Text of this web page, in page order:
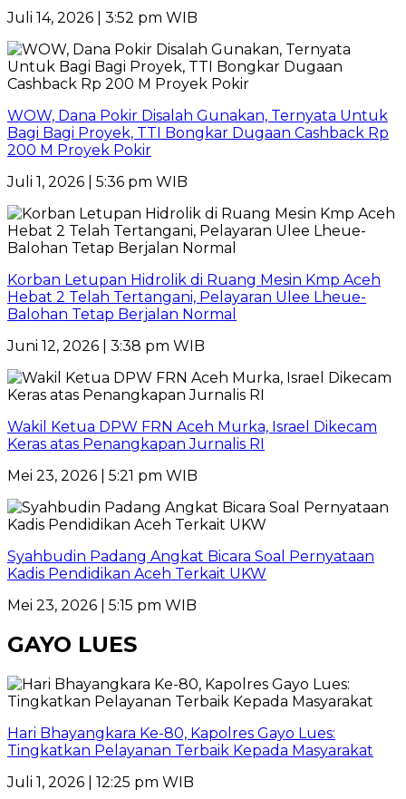
Juli 14, 2026 | 3:52 pm WIB
WOW, Dana Pokir Disalah Gunakan, Ternyata Untuk
Bagi Bagi Proyek, TTI Bongkar Dugaan Cashback Rp
200 M Proyek Pokir
Juli 1, 2026 | 5:36 pm WIB
Korban Letupan Hidrolik di Ruang Mesin Kmp Aceh
Hebat 2 Telah Tertangani, Pelayaran Ulee Lheue-
Balohan Tetap Berjalan Normal
Juni 12, 2026 | 3:38 pm WIB
Wakil Ketua DPW FRN Aceh Murka, Israel Dikecam
Keras atas Penangkapan Jurnalis RI
Mei 23, 2026 | 5:21 pm WIB
Syahbudin Padang Angkat Bicara Soal Pernyataan
Kadis Pendidikan Aceh Terkait UKW
Mei 23, 2026 | 5:15 pm WIB
GAYO LUES
Hari Bhayangkara Ke-80, Kapolres Gayo Lues:
Tingkatkan Pelayanan Terbaik Kepada Masyarakat
Juli 1, 2026 | 12:25 pm WIB